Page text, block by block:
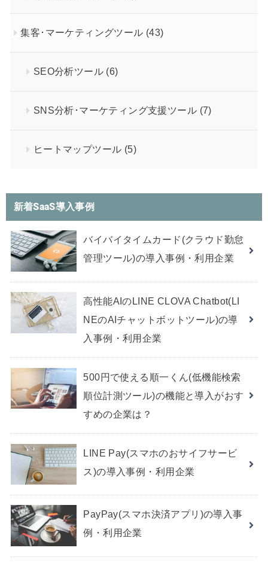
集客･マーケティングツール (43)
SEO分析ツール (6)
SNS分析･マーケティング支援ツール (7)
ヒートマップツール (5)
新着SaaS導入事例
バイバイタイムカード(クラウド勤怠
管理ツール)の導入事例・利用企業
高性能AIのLINE CLOVA Chatbot(LI
NEのAIチャットボットツール)の導
入事例・利用企業
500円で使える順一くん(低機能検索
順位計測ツール)の機能と導入がおす
すめの企業は？
LINE Pay(スマホのおサイフサービ
ス)の導入事例・利用企業
PayPay(スマホ決済アプリ)の導入事
例・利用企業